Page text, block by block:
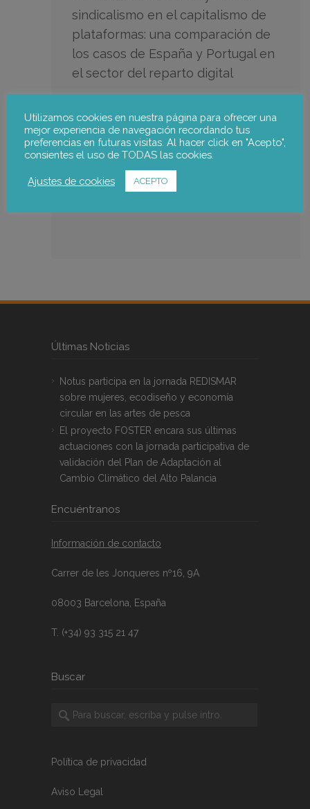
sindicalismo en el capitalismo de
plataformas: una comparación de
los casos de España y Portugal en
el sector del reparto digital
Pablo Sanz de Miguel,Juan Arasanz, António
Moniz Nuno Boavida
Ir a la publicación
Últimas Noticias
Notus participa en la jornada REDISMAR
sobre mujeres, ecodiseño y economía
circular en las artes de pesca
El proyecto FOSTER encara sus últimas
actuaciones con la jornada participativa de
validación del Plan de Adaptación al
Cambio Climático del Alto Palancia
Encuéntranos
Información de contacto
Carrer de les Jonqueres nº16, 9A
08003 Barcelona, España
T. (+34) 93 315 21 47
Buscar
Política de privacidad
Aviso Legal
Utilizamos cookies en nuestra página para ofrecer una
mejor experiencia de navegación recordando tus
preferencias en futuras visitas. Al hacer click en "Acepto",
consientes el uso de TODAS las cookies.
Ajustes de cookies ACEPTO